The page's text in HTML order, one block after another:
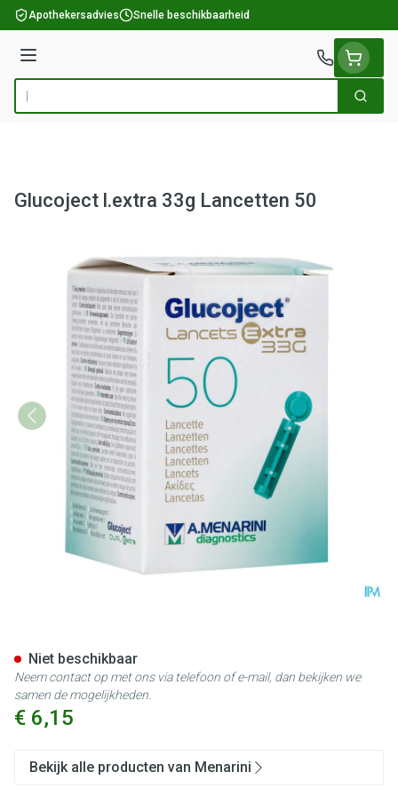
Ga naar de inhoud
Apothekersadvies Snelle beschikbaarheid
Menu
Product, merk, categorie... Zoek
Glucoject l.extra 33g Lancetten 50
€ 6,15
Niet beschikbaar
Neem contact op met ons via telefoon of e-mail, dan bekijken we
samen de mogelijkheden.
Bekijk alle producten van Menarini